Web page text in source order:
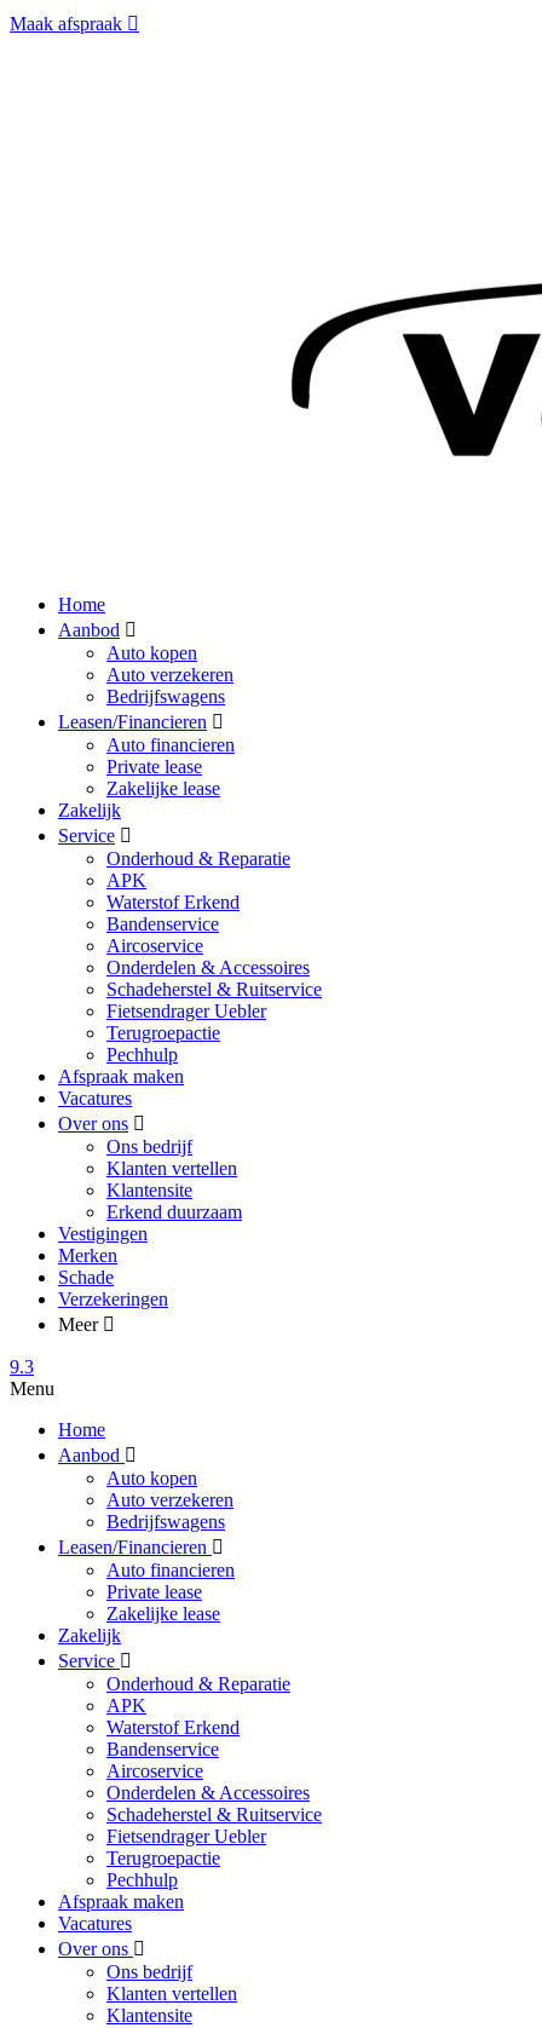
Maak afspraak
Home
Aanbod
Auto kopen
Auto verzekeren
Bedrijfswagens
Leasen/Financieren
Auto financieren
Private lease
Zakelijke lease
Zakelijk
Service
Onderhoud & Reparatie
APK
Waterstof Erkend
Bandenservice
Aircoservice
Onderdelen & Accessoires
Schadeherstel & Ruitservice
Fietsendrager Uebler
Terugroepactie
Pechhulp
Afspraak maken
Vacatures
Over ons
Ons bedrijf
Klanten vertellen
Klantensite
Erkend duurzaam
Vestigingen
Merken
Schade
Verzekeringen
Meer
9.3
Menu
Home
Aanbod
Auto kopen
Auto verzekeren
Bedrijfswagens
Leasen/Financieren
Auto financieren
Private lease
Zakelijke lease
Zakelijk
Service
Onderhoud & Reparatie
APK
Waterstof Erkend
Bandenservice
Aircoservice
Onderdelen & Accessoires
Schadeherstel & Ruitservice
Fietsendrager Uebler
Terugroepactie
Pechhulp
Afspraak maken
Vacatures
Over ons
Ons bedrijf
Klanten vertellen
Klantensite